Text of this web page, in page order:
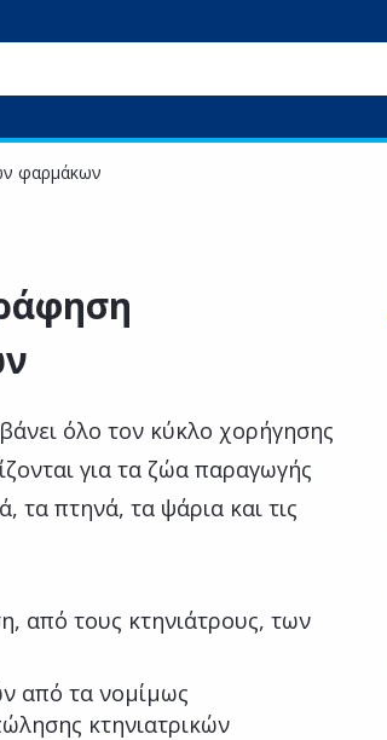
φαρμάκων
όλο τον κύκλο χορήγησης
για τα ζώα παραγωγής
τα πτηνά, τα ψάρια και τις
από τους κτηνιάτρους, των
από τα νομίμως
κτηνιατρικών